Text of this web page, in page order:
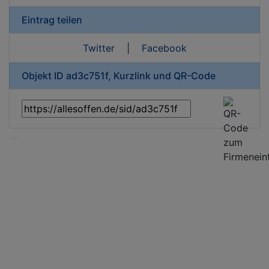
Eintrag teilen
Twitter| Facebook
Objekt ID ad3c751f, Kurzlink und QR-Code